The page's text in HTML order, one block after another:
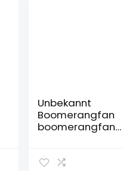
Unbekannt
Boomerangfan
boomerangfann
Boomerang